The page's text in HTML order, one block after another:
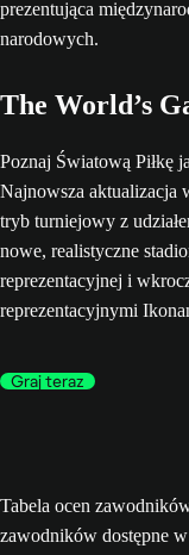
The World’s
Poznaj Światową Piłkę
Najnowsza aktualizacja
tryb turniejowy z
nowe, realistyczne
reprezentacyjnej i
reprezentacyjnymi
Graj teraz
Tabela ocen
zawodników dostępne